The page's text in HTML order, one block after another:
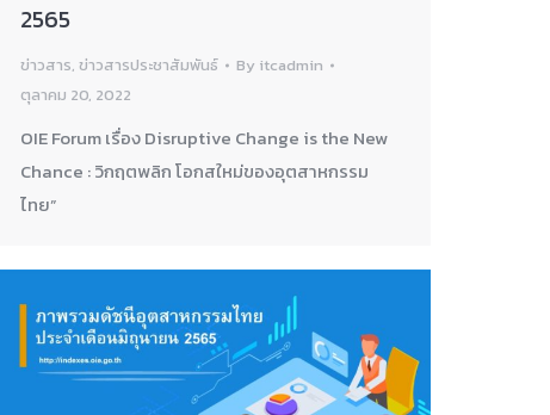
2565
ข่าวสาร, ข่าวสารประชาสัมพันธ์ By itcadmin
ตุลาคม 20, 2022
OIE Forum เรื่อง Disruptive Change is the New
Chance : วิกฤตพลิก โอกสใหม่ของอุตสาหกรรม
ไทย”